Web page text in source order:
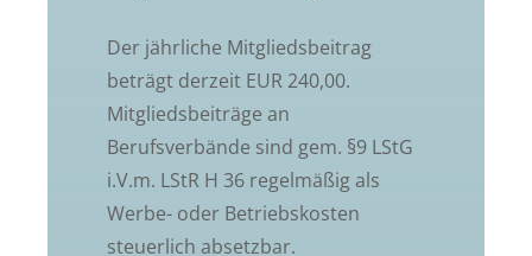
Der jährliche Mitgliedsbeitrag
beträgt derzeit EUR 240,00.
Mitgliedsbeiträge an
Berufsverbände sind gem. §9 LStG
i.V.m. LStR H 36 regelmäßig als
Werbe- oder Betriebskosten
steuerlich absetzbar.